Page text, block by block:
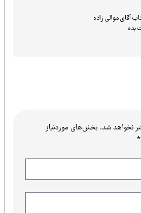
موالی زاده
شد.بخش‌های موردنیاز